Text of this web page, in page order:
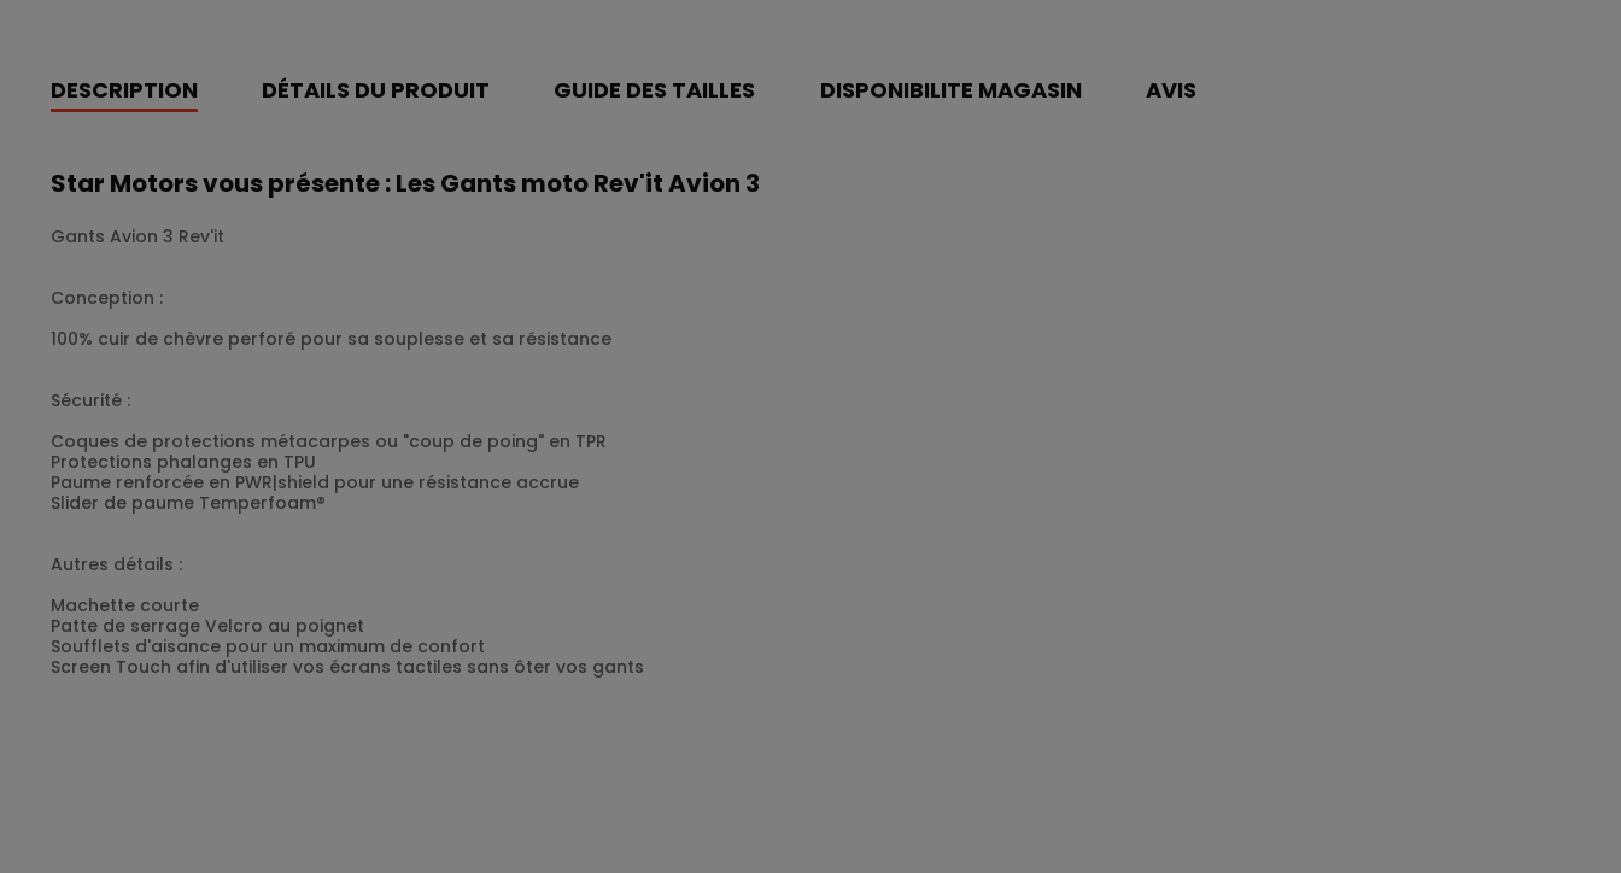
DESCRIPTION DÉTAILS DU PRODUIT GUIDE DES TAILLES DISPONIBILITE MAGASIN AVIS
Star Motors vous présente : Les Gants moto Rev'it Avion 3
Gants Avion 3 Rev'it
Conception :
100% cuir de chèvre perforé pour sa souplesse et sa résistance
Sécurité :
Coques de protections métacarpes ou "coup de poing" en TPR
Protections phalanges en TPU
Paume renforcée en PWR|shield pour une résistance accrue
Slider de paume Temperfoam®
Autres détails :
Machette courte
Patte de serrage Velcro au poignet
Soufflets d'aisance pour un maximum de confort
Screen Touch afin d'utiliser vos écrans tactiles sans ôter vos gants